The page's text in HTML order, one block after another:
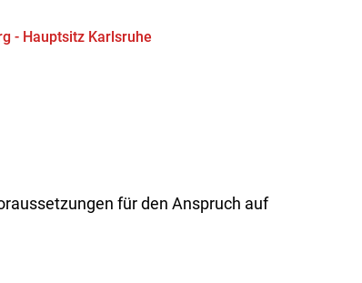
- Hauptsitz Karlsruhe
für den Anspruch auf